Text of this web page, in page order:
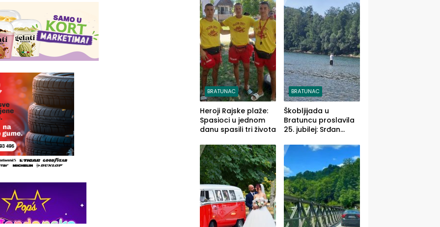
BRATUNAC
Heroji Rajske plaže:
Spasioci u jednom
danu spasili tri života
BRATUNAC
Škobljijada u
Bratuncu proslavila
25. jubilej: Srđan
ulovom od 2.040
grama (FOTO)